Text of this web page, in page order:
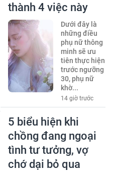
thành 4 việc này
Dưới đây là
những điều
phụ nữ thông
minh sẽ ưu
tiên thực hiện
trước ngưỡng
30, phụ nữ
khờ...
14 giờ trước
5 biểu hiện khi
chồng đang ngoại
tình tư tưởng, vợ
chớ dại bỏ qua